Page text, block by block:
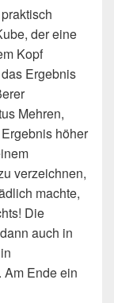
der eine
Kopf
Ergebnis
Mehren,
höher
verzeichnen,
machte,
Die
auch in
Ende ein